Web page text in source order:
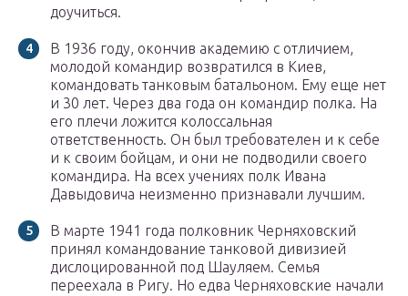
доучиться.
В 1936 году, окончив академию с отличием,
молодой командир возвратился в Киев,
командовать танковым батальоном. Ему еще нет
и 30 лет. Через два года он командир полка. На
его плечи ложится колоссальная
ответственность. Он был требователен и к себе
и к своим бойцам, и они не подводили своего
командира. На всех учениях полк Ивана
Давыдовича неизменно признавали лучшим.
В марте 1941 года полковник Черняховский
принял командование танковой дивизией
дислоцированной под Шауляем. Семья
переехала в Ригу. Но едва Черняховские начали